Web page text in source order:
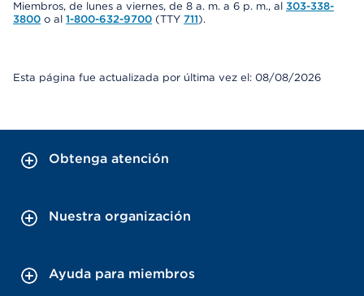
Miembros, de lunes a viernes, de 8 a. m. a 6 p. m., al 303-338-
3800 o al 1-800-632-9700 (TTY 711).
Esta página fue actualizada por última vez el: 08/08/2026
Obtenga atención
Nuestra organización
Ayuda para miembros